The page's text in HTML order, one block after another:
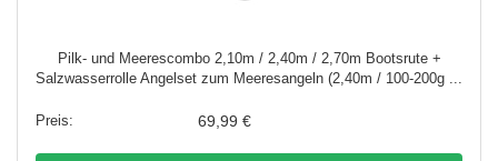
Pilk- und Meerescombo 2,10m / 2,40m / 2,70m Bootsrute +
Salzwasserrolle Angelset zum Meeresangeln (2,40m / 100-200g ...
69,99 €